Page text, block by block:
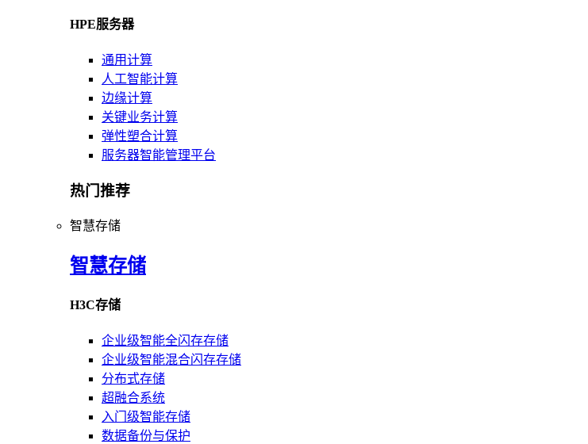
HPE服务器
通用计算
人工智能计算
边缘计算
关键业务计算
弹性塑合计算
服务器智能管理平台
热门推荐
智慧存储
智慧存储
H3C存储
企业级智能全闪存存储
企业级智能混合闪存存储
分布式存储
超融合系统
入门级智能存储
数据备份与保护